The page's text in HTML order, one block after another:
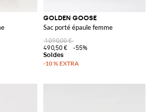
GOLDEN GOOSE
Sac porté épaule femme
1 090,00 €
490,50 €
-55%